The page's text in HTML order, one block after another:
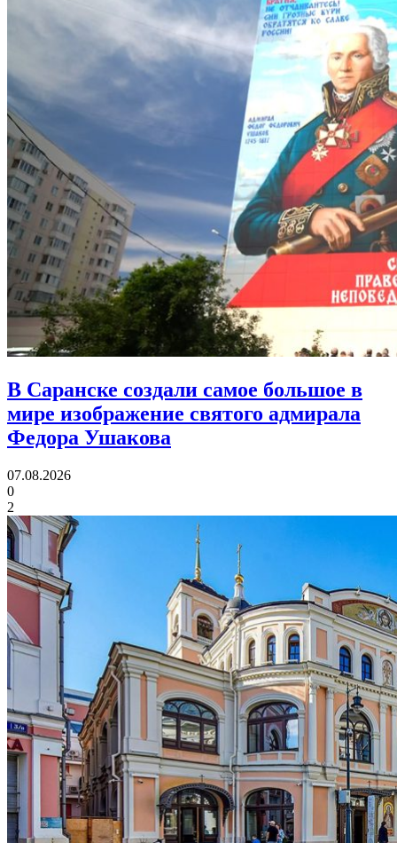
В Саранске создали самое большое в
мире изображение святого адмирала
Федора Ушакова
07.08.2026
0
2